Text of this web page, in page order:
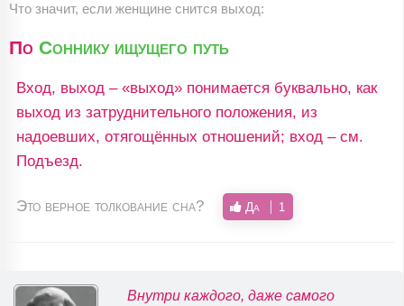
Что значит, если женщине снится выход:
По Соннику ищущего путь
Вход, выход – «выход» понимается буквально, как
выход из затруднительного положения, из
надоевших, отягощённых отношений; вход – см.
Подъезд.
Это верное толкование сна? Да 1
Внутри каждого, даже самого